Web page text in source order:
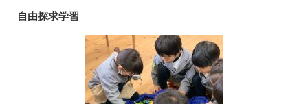
自由探求学習